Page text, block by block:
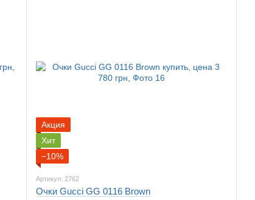
Акция
Хит
−10%
Артикул: 2762
Очки Gucci GG 0116 Brown